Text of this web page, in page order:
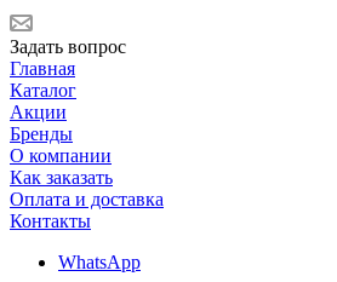
Задать вопрос
Главная
Каталог
Акции
Бренды
О компании
Как заказать
Оплата и доставка
Контакты
WhatsApp